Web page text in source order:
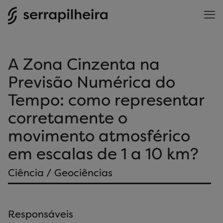
A Zona Cinzenta na
Previsão Numérica do
Tempo: como representar
corretamente o
movimento atmosférico
em escalas de 1 a 10 km?
Ciência / Geociências
Responsáveis